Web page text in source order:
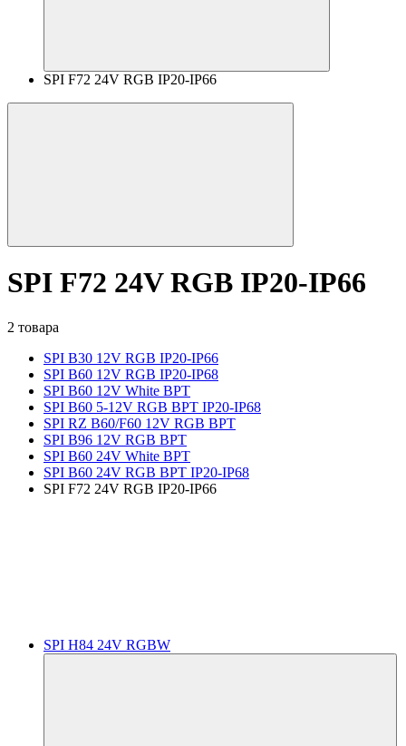
SPI F72 24V RGB IP20-IP66
SPI F72 24V RGB IP20-IP66
2 товара
SPI B30 12V RGB IP20-IP66
SPI B60 12V RGB IP20-IP68
SPI B60 12V White BPT
SPI B60 5-12V RGB BPT IP20-IP68
SPI RZ B60/F60 12V RGB BPT
SPI B96 12V RGB BPT
SPI B60 24V White BPT
SPI B60 24V RGB BPT IP20-IP68
SPI F72 24V RGB IP20-IP66
SPI H84 24V RGBW